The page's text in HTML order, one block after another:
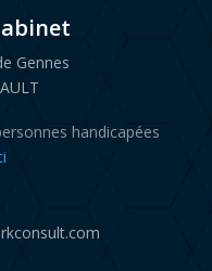
Gennes
handicapées